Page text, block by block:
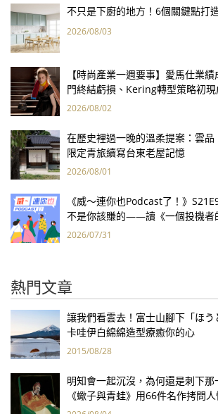
不只是下廚的地方！6個關鍵點打
2026/08/03
【時尚產業一週要事】愛馬仕業
門終結虧損、Kering轉型策略初
報亮眼
2026/08/02
在歷史裡過一晚的溫柔提案：雲
限定青旅續寫台東老屋記憶
2026/08/01
《威～連你也Podcast了！》
不是你該賺的——讀《一個投機者
2026/07/31
熱門文章
讓我們看雲去！富士山腳下「ほ
卡哇伊白綿綿造型療癒你的心
2015/08/28
明知會一起沉沒，為何還是刺下
《蠍子與青蛙》用66件名作拷問人